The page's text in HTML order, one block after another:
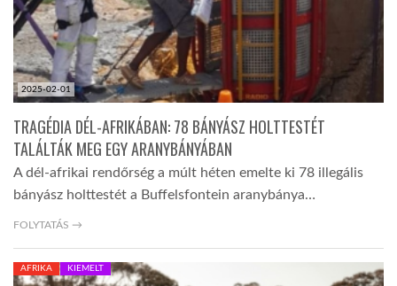
GLOBOTV
AFRIKA TUDÁSTÁR
A NAP SZÉPE
LINKTR.EE
GLOBOZSARU
2025-02-01
TRAGÉDIA DÉL-AFRIKÁBAN: 78 BÁNYÁSZ HOLTTESTÉT
TALÁLTÁK MEG EGY ARANYBÁNYÁBAN
A dél-afrikai rendőrség a múlt héten emelte ki 78 illegális
bányász holttestét a Buffelsfontein aranybánya…
FOLYTATÁS →
AFRIKA KIEMELT